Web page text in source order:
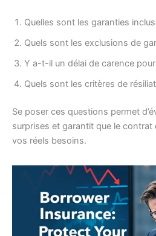
Quelles sont les garanties
Quels sont les exclusions de
Y a-t-il un délai de carence
Quels sont les critères de
Se poser ces questions permet
surprises et garantit que le contrat
vos réels besoins.